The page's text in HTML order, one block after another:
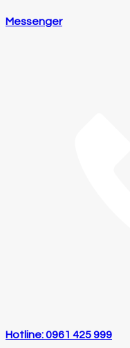
Messenger
Hotline: 0961 425 999